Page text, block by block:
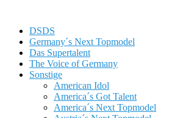
DSDS
Germany´s Next Topmodel
Das Supertalent
The Voice of Germany
Sonstige
American Idol
America´s Got Talent
America´s Next Topmodel